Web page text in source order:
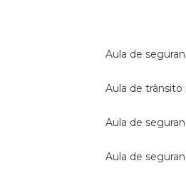
aula de
aula de
aula de
aula de